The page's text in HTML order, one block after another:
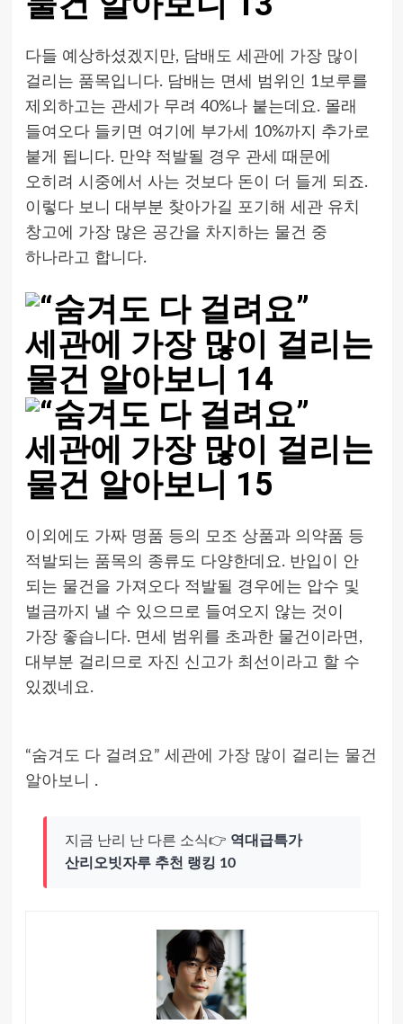
다들 예상하셨겠지만, 담배도 세관에 가장 많이
걸리는 품목입니다. 담배는 면세 범위인 1보루를
제외하고는 관세가 무려 40%나 붙는데요. 몰래
들여오다 들키면 여기에 부가세 10%까지 추가로
붙게 됩니다. 만약 적발될 경우 관세 때문에
오히려 시중에서 사는 것보다 돈이 더 들게 되죠.
이렇다 보니 대부분 찾아가길 포기해 세관 유치
창고에 가장 많은 공간을 차지하는 물건 중
하나라고 합니다.
이외에도 가짜 명품 등의 모조 상품과 의약품 등
적발되는 품목의 종류도 다양한데요. 반입이 안
되는 물건을 가져오다 적발될 경우에는 압수 및
벌금까지 낼 수 있으므로 들여오지 않는 것이
가장 좋습니다. 면세 범위를 초과한 물건이라면,
대부분 걸리므로 자진 신고가 최선이라고 할 수
있겠네요.
“숨겨도 다 걸려요” 세관에 가장 많이 걸리는 물건
알아보니
.
지금 난리 난 다른 소식👉 역대급특가
산리오빗자루 추천 랭킹 10